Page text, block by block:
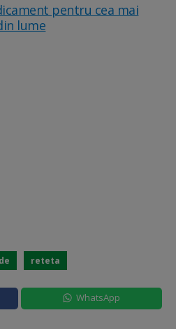
pentru cea mai
lume
reteta
WhatsApp